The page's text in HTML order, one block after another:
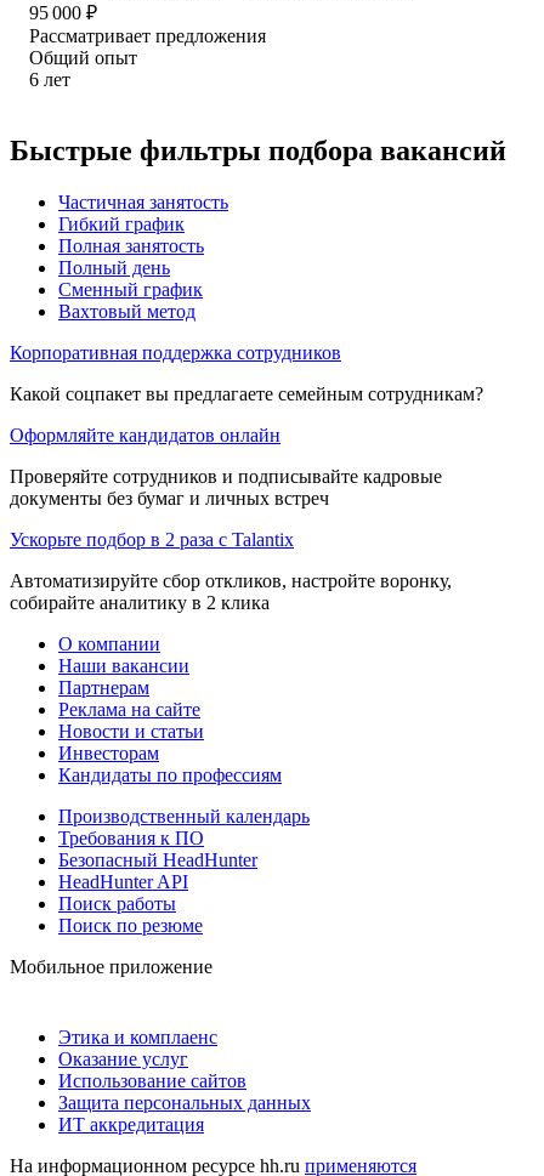
95 000 ₽
Рассматривает предложения
Общий опыт
6 лет
Быстрые фильтры подбора вакансий
Частичная занятость
Гибкий график
Полная занятость
Полный день
Сменный график
Вахтовый метод
Корпоративная поддержка сотрудников
Какой соцпакет вы предлагаете семейным сотрудникам?
Оформляйте кандидатов онлайн
Проверяйте сотрудников и подписывайте кадровые
документы без бумаг и личных встреч
Ускорьте подбор в 2 раза с Talantix
Автоматизируйте сбор откликов, настройте воронку,
собирайте аналитику в 2 клика
О компании
Наши вакансии
Партнерам
Реклама на сайте
Новости и статьи
Инвесторам
Кандидаты по профессиям
Производственный календарь
Требования к ПО
Безопасный HeadHunter
HeadHunter API
Поиск работы
Поиск по резюме
Мобильное приложение
Этика и комплаенс
Оказание услуг
Использование сайтов
Защита персональных данных
ИТ аккредитация
На информационном ресурсе hh.ru применяются